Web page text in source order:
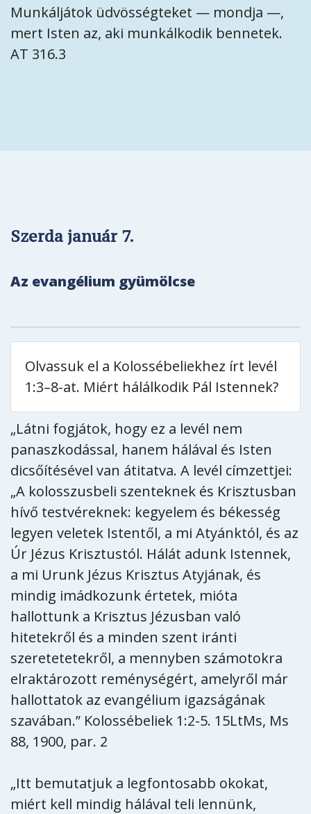
Munkáljátok üdvösségteket — mondja —,
mert Isten az, aki munkálkodik bennetek.
AT 316.3
Szerda január 7.
Az evangélium gyümölcse
Olvassuk el a Kolossébeliekhez írt levél
1:3–8-at. Miért hálálkodik Pál Istennek?
„Látni fogjátok, hogy ez a levél nem
panaszkodással, hanem hálával és Isten
dicsőítésével van átitatva. A levél címzettjei:
„A kolosszusbeli szenteknek és Krisztusban
hívő testvéreknek: kegyelem és békesség
legyen veletek Istentől, a mi Atyánktól, és az
Úr Jézus Krisztustól. Hálát adunk Istennek,
a mi Urunk Jézus Krisztus Atyjának, és
mindig imádkozunk értetek, mióta
hallottunk a Krisztus Jézusban való
hitetekről és a minden szent iránti
szeretetetekről, a mennyben számotokra
elraktározott reménységért, amelyről már
hallottatok az evangélium igazságának
szavában.” Kolossébeliek 1:2-5. 15LtMs, Ms
88, 1900, par. 2
„Itt bemutatjuk a legfontosabb okokat,
miért kell mindig hálával teli lennünk,